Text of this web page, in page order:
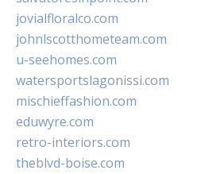
jovialfloralco.com
johnlscotthometeam.com
u-seehomes.com
watersportslagonissi.com
mischieffashion.com
eduwyre.com
retro-interiors.com
theblvd-boise.com